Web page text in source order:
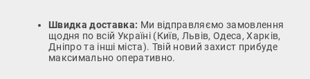
Швидка доставка: Ми відправляємо замовлення
щодня по всій Україні (Київ, Львів, Одеса, Харків,
Дніпро та інші міста). Твій новий захист прибуде
максимально оперативно.